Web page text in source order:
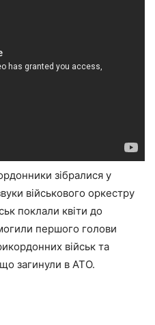
зібралися у
військового оркестру
поклали квіти до
першого голови
військ та
загинули в АТО.